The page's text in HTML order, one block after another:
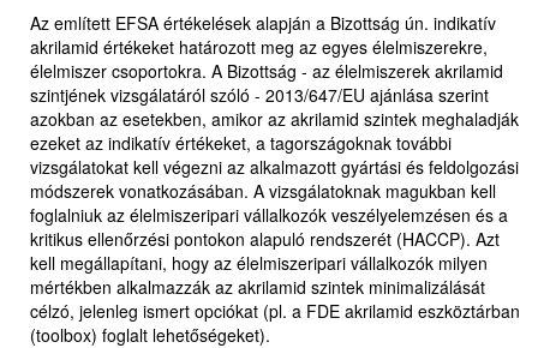
Az említett EFSA értékelések alapján a Bizottság ún. indikatív
akrilamid értékeket határozott meg az egyes élelmiszerekre,
élelmiszer csoportokra. A Bizottság - az élelmiszerek akrilamid
szintjének vizsgálatáról szóló - 2013/647/EU ajánlása szerint
azokban az esetekben, amikor az akrilamid szintek meghaladják
ezeket az indikatív értékeket, a tagországoknak további
vizsgálatokat kell végezni az alkalmazott gyártási és feldolgozási
módszerek vonatkozásában. A vizsgálatoknak magukban kell
foglalniuk az élelmiszeripari vállalkozók veszélyelemzésen és a
kritikus ellenőrzési pontokon alapuló rendszerét (HACCP). Azt
kell megállapítani, hogy az élelmiszeripari vállalkozók milyen
mértékben alkalmazzák az akrilamid szintek minimalizálását
célzó, jelenleg ismert opciókat (pl. a FDE akrilamid eszköztárban
(toolbox) foglalt lehetőségeket).